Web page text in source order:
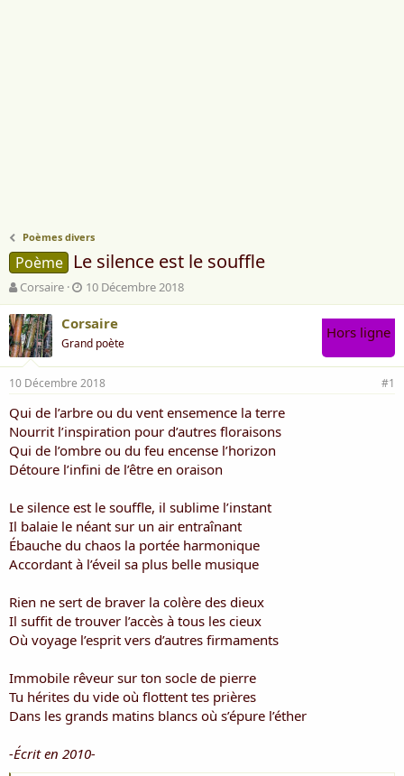
Poèmes divers
Poème Le silence est le souffle
A
u
t
e
u
r
d
e
l
a
d
i
u
s
s
i
n
Corsaire
D
a
t
d
e
d
é
b
u
t
10 Décembre 2018
Corsaire
Grand poète
Hors ligne
10 Décembre 2018 #1
Qui de l’arbre ou du vent ensemence la terre
Nourrit l’inspiration pour d’autres ﬂoraisons
Qui de l’ombre ou du feu encense l’horizon
Détoure l’inﬁni de l’être en oraison
Le silence est le souﬄe, il sublime l’instant
Il balaie le néant sur un air entraînant
Ébauche du chaos la portée harmonique
Accordant à l’éveil sa plus belle musique
Rien ne sert de braver la colère des dieux
Il suﬃt de trouver l’accès à tous les cieux
Où voyage l’esprit vers d’autres ﬁrmaments
Immobile rêveur sur ton socle de pierre
Tu hérites du vide où ﬂottent tes prières
Dans les grands matins blancs où s’épure l’éther
-Écrit en 2010-